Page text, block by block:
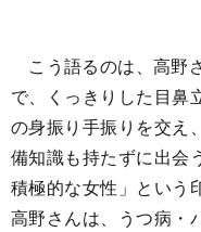
こう語るのは、高野
で、くっきりした目鼻
の身振り手振りを交え
備知識も持たずに出会
積極的な女性」という
高野さんは、うつ病・